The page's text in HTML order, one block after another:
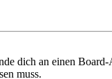
dich an einen
muss.